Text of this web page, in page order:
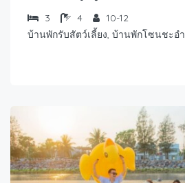
3 4
10-12
บ้านพักรับสัตว์เลี้ยง, บ้านพักโซนชะอำ